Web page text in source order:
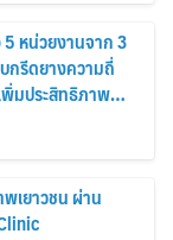
หน่วยงานจาก 3
กรีดยางความถี่
พิ่มประสิทธิภาพ
มคุณภาพผลผลิต
เยาวชน ผ่าน